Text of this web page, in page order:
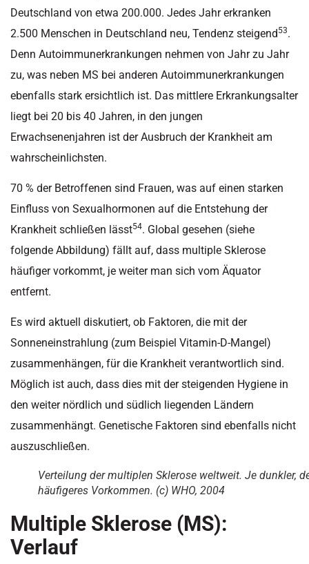
Deutschland von etwa 200.000. Jedes Jahr erkranken
2.500 Menschen in Deutschland neu, Tendenz steigend53.
Denn Autoimmunerkrankungen nehmen von Jahr zu Jahr
zu, was neben MS bei anderen Autoimmunerkrankungen
ebenfalls stark ersichtlich ist. Das mittlere Erkrankungsalter
liegt bei 20 bis 40 Jahren, in den jungen
Erwachsenenjahren ist der Ausbruch der Krankheit am
wahrscheinlichsten.
70 % der Betroffenen sind Frauen, was auf einen starken
Einfluss von Sexualhormonen auf die Entstehung der
Krankheit schließen lässt54. Global gesehen (siehe
folgende Abbildung) fällt auf, dass multiple Sklerose
häufiger vorkommt, je weiter man sich vom Äquator
entfernt.
Es wird aktuell diskutiert, ob Faktoren, die mit der
Sonneneinstrahlung (zum Beispiel Vitamin-D-Mangel)
zusammenhängen, für die Krankheit verantwortlich sind.
Möglich ist auch, dass dies mit der steigenden Hygiene in
den weiter nördlich und südlich liegenden Ländern
zusammenhängt. Genetische Faktoren sind ebenfalls nicht
auszuschließen.
Verteilung der multiplen Sklerose weltweit. Je dunkler,
häufigeres Vorkommen. (c) WHO, 2004
Multiple Sklerose (MS):
Verlauf